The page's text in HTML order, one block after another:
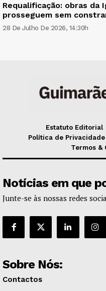
Requalificação: obras da
prosseguem sem
28 De Julho De 2026, 14:30h
Estatuto Editorial
Política de Privacidade
Termos &
Notícias em que
Junte-se às nossas redes
Sobre Nós:
Contactos